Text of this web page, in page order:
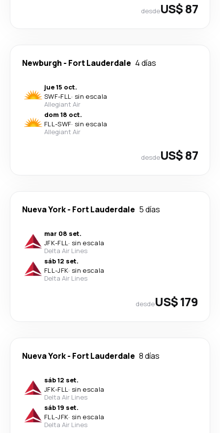
desdeUS$ 87
Newburgh - Fort Lauderdale 4 días
jue 15 oct.
SWF-FLL· sin escala
Allegiant Air
dom 18 oct.
FLL-SWF· sin escala
Allegiant Air
desdeUS$ 87
Nueva York- Fort Lauderdale 5 días
mar 08 set.
JFK-FLL· sin escala
Delta Air Lines
sáb 12 set.
FLL-JFK· sin escala
Delta Air Lines
desdeUS$ 179
Nueva York- Fort Lauderdale 8 días
sáb 12 set.
JFK-FLL· sin escala
Delta Air Lines
sáb 19 set.
FLL-JFK· sin escala
Delta Air Lines